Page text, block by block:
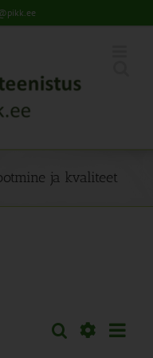
ja kvaliteet
Sündmused
Otsi Päev